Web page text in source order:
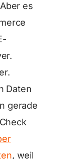
es
Daten
gerade
, weil